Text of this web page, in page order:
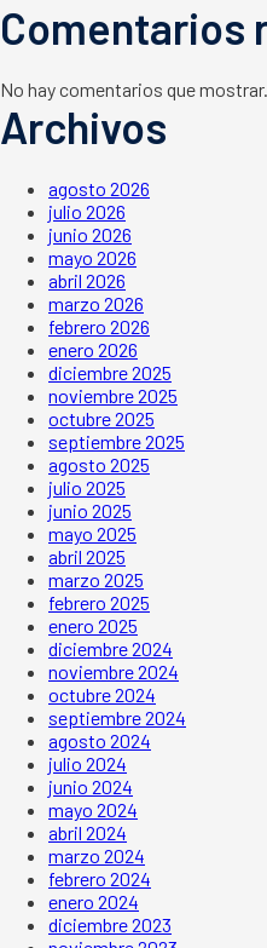
Comentarios
No hay comentarios que mostrar.
Archivos
agosto 2026
julio 2026
junio 2026
mayo 2026
abril 2026
marzo 2026
febrero 2026
enero 2026
diciembre 2025
noviembre 2025
octubre 2025
septiembre 2025
agosto 2025
julio 2025
junio 2025
mayo 2025
abril 2025
marzo 2025
febrero 2025
enero 2025
diciembre 2024
noviembre 2024
octubre 2024
septiembre 2024
agosto 2024
julio 2024
junio 2024
mayo 2024
abril 2024
marzo 2024
febrero 2024
enero 2024
diciembre 2023